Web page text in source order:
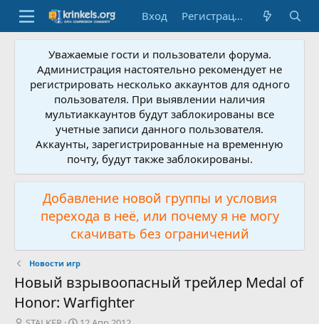
Вход Регистрация
Уважаемые гости и пользователи форума.
Администрация настоятельно рекомендует не
регистрировать несколько аккаунтов для одного
пользователя. При выявлении наличия
мультиаккаунтов будут заблокированы все
учетные записи данного пользователя.
Аккаунты, зарегистрированные на временную
почту, будут также заблокированы.
Добавление новой группы и условия
перехода в неё, или почему я не могу
скачивать без ограничений
Новости игр
Новый взрывоопасный трейлер Medal of
Honor: Warfighter